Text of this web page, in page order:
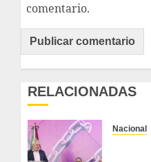
comentario.
RELACIONADAS
Nacional